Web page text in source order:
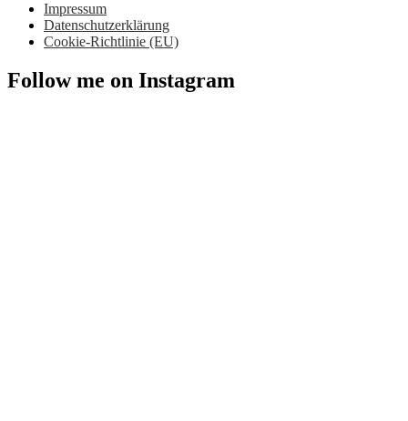
Impressum
Datenschutzerklärung
Cookie-Richtlinie (EU)
Follow me on Instagram